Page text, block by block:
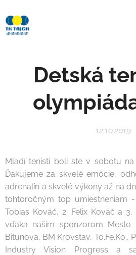
Detská
12.10.2019
Mladí tenisti boli ste v sobotu na
Ďakujeme za skvelé emócie,
adrenalín a skvelé výkony až na
tohtoročným top umiestneniam
Tobias Kováč, 2. Felix Kováč a 3.
vďaka našim sponzorom Mesto
Bitunova, BM Krovstav, To.Fe.Ko.,
Industry Vision Progress a